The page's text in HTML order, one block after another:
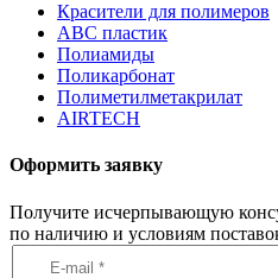
Красители для полимеров
АВС пластик
Полиамиды
Поликарбонат
Полиметилметакрилат
AIRTECH
Оформить заявку
Получите исчерпывающую
по наличию и условиям